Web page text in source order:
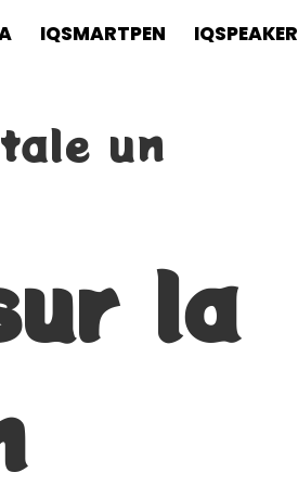
IQSMARTPEN IQSPEAKER
un
la